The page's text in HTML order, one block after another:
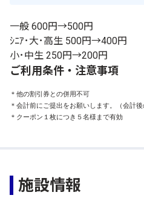
一般 600円→500円
ｼﾆｱ･大･高生 500円→400円
小･中生 250円→200円
ご利用条件・注意事項
＊他の割引券との併用不可
＊会計前にご提出をお願いします。（会計後
＊クーポン１枚につき５名様まで有効
施設情報